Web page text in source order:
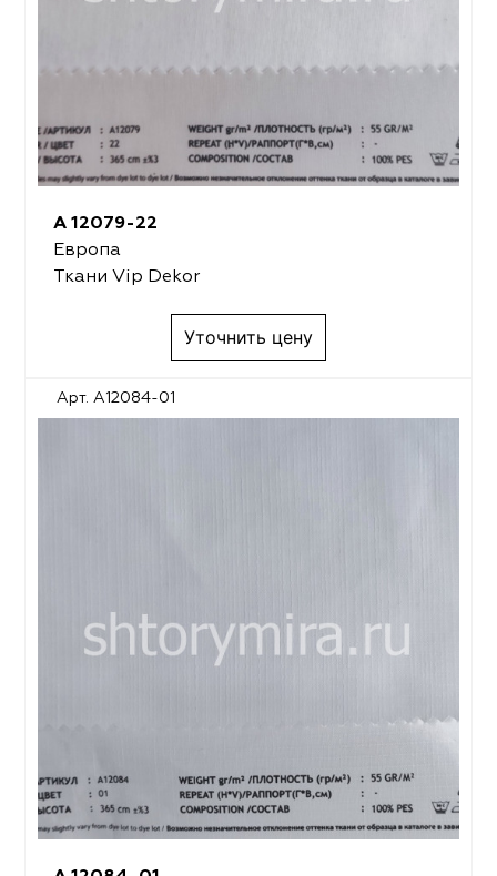
A 12079-22
Европа
Ткани Vip Dekor
Уточнить цену
Арт. A12084-01